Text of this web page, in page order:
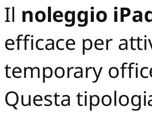
Il noleggio
efficace per
temporary
Questa